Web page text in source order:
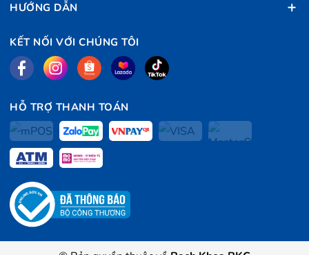
HƯỚNG DẪN
KẾT NỐI VỚI CHÚNG TÔI
HỖ TRỢ THANH TOÁN